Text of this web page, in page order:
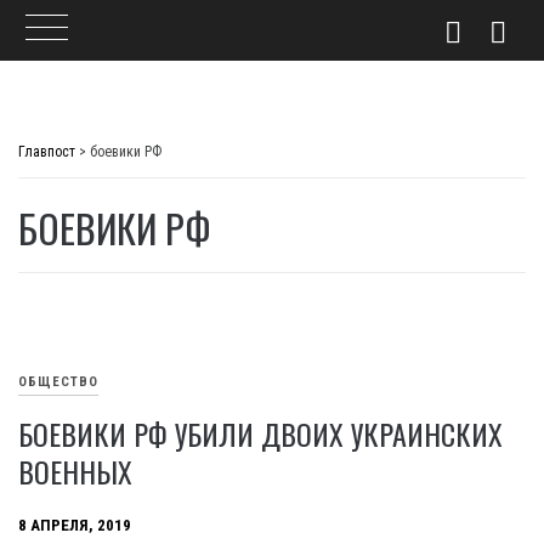
Главпост > боевики РФ
БОЕВИКИ РФ
ОБЩЕСТВО
БОЕВИКИ РФ УБИЛИ ДВОИХ УКРАИНСКИХ
ВОЕННЫХ
8 АПРЕЛЯ, 2019